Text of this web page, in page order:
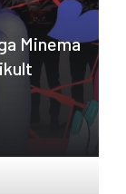
Minema